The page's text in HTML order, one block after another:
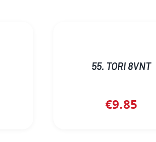
55. TORI 8VNT
€9.85